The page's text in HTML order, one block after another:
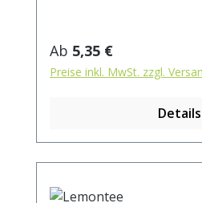
Apfelstücke (Apfel,
Zitronensäure),
Brombeerblätter, süße
Bohnenschalen,
Zucker,
(0,5%), Cranberrystücke
Regulärer Preis:
Ab 5,35 €
Preise inkl. MwSt. zzgl.
Details